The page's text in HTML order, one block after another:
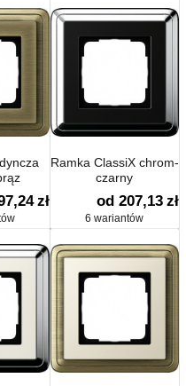
zł
Ramka ClassiX chrom-
czarny
od 207,13 zł
6 wariantów